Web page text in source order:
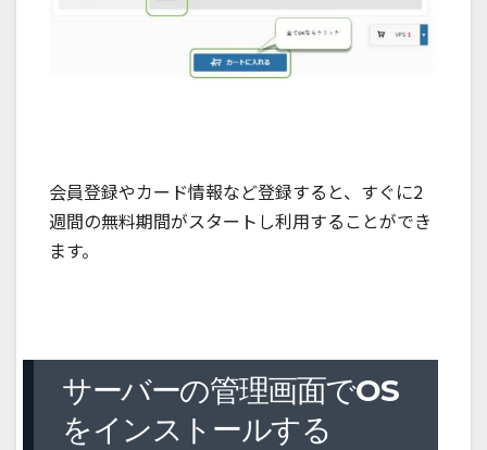
会員登録やカード情報など登録すると、すぐに2
週間の無料期間がスタートし利用することができ
ます。
サーバーの管理画面でOS
をインストールする